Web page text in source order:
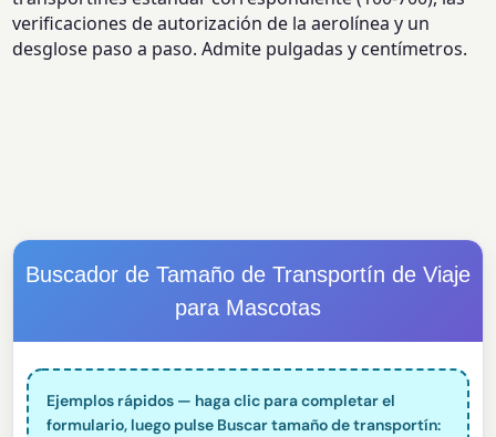
verificaciones de autorización de la aerolínea y un
desglose paso a paso. Admite pulgadas y centímetros.
Buscador de Tamaño de Transportín de Viaje
para Mascotas
Ejemplos rápidos — haga clic para completar el
formulario, luego pulse Buscar tamaño de transportín: